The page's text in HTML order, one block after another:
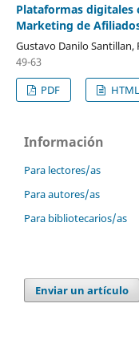
Plataformas digitales
Marketing de
Gustavo Danilo
49-63
PDF
HTML
Información
Para lectores/as
Para autores/as
Para bibliotecarios/as
Enviar un artículo